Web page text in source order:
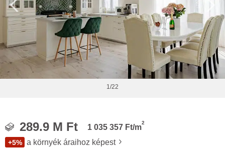
1/22
289.9 M Ft 1 035 357 Ft/m
2
+5% a környék áraihoz képest